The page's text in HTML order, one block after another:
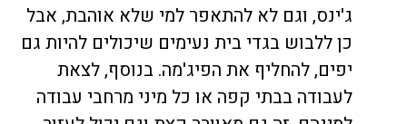
ג'ינס, וגם לא להתאפר למי שלא אוהבת, אבל
כן ללבוש בגדי בית נעימים שיכולים להיות גם
יפים, להחליף את הפיג'מה. בנוסף, לצאת
לעבודה בבתי קפה או כל מיני מרחבי עבודה